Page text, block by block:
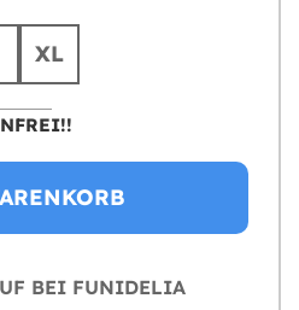
XL
BEI FUNIDELIA